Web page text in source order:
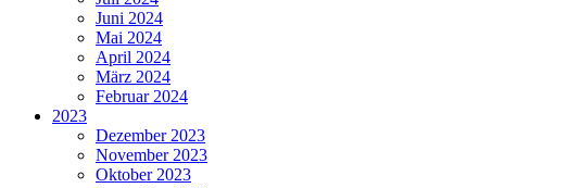
Juni 2024
Mai 2024
April 2024
März 2024
Februar 2024
2023
Dezember 2023
November 2023
Oktober 2023